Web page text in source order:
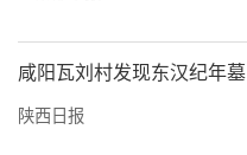
咸阳瓦刘村发现东汉纪年墓
陕西日报